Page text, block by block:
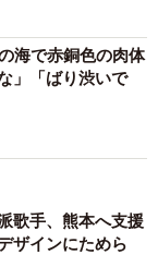
海で赤銅色の肉体
」「ばり渋いで
歌手、熊本へ支援
ザインにためら